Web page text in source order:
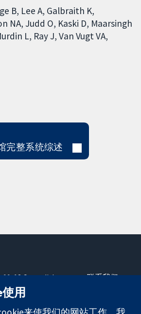
B Lee A Galbraith K
NA Judd O Kaski D Maarsingh
L Ray J Van Vugt VA
完整系统综述
11-13 Cavendish
Square
London
W1G 0AN
联系我们
关于我们
用